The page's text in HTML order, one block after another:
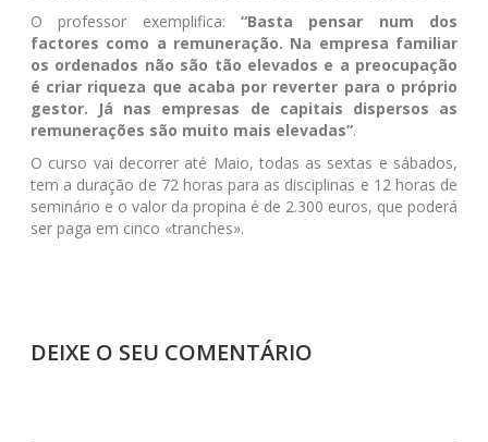
O professor exemplifica: “Basta pensar num dos
factores como a remuneração. Na empresa familiar
os ordenados não são tão elevados e a preocupação
é criar riqueza que acaba por reverter para o próprio
gestor. Já nas empresas de capitais dispersos as
remunerações são muito mais elevadas”.
O curso vai decorrer até Maio, todas as sextas e sábados,
tem a duração de 72 horas para as disciplinas e 12 horas de
seminário e o valor da propina é de 2.300 euros, que poderá
ser paga em cinco «tranches».
DEIXE O SEU COMENTÁRIO